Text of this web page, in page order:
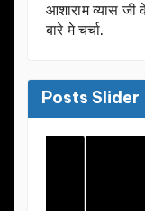
आशाराम व्यास जी
बारे मे चर्चा.
Posts Slider